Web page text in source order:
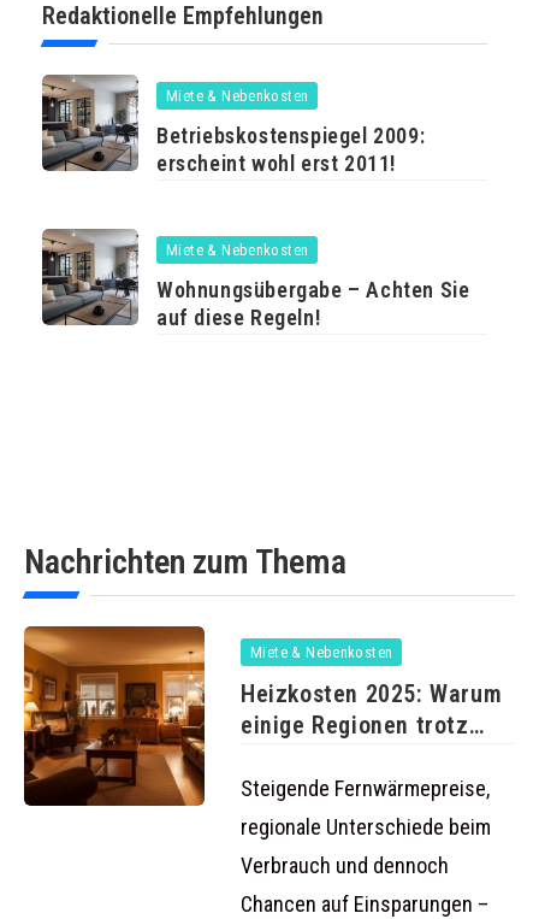
Redaktionelle Empfehlungen
Miete & Nebenkosten
Betriebskostenspiegel 2009:
erscheint wohl erst 2011!
Miete & Nebenkosten
Wohnungsübergabe – Achten Sie
auf diese Regeln!
Nachrichten zum Thema
Miete & Nebenkosten
Heizkosten 2025: Warum
einige Regionen trotz
Steigende Fernwärmepreise,
regionale Unterschiede beim
Verbrauch und dennoch
Chancen auf Einsparungen –